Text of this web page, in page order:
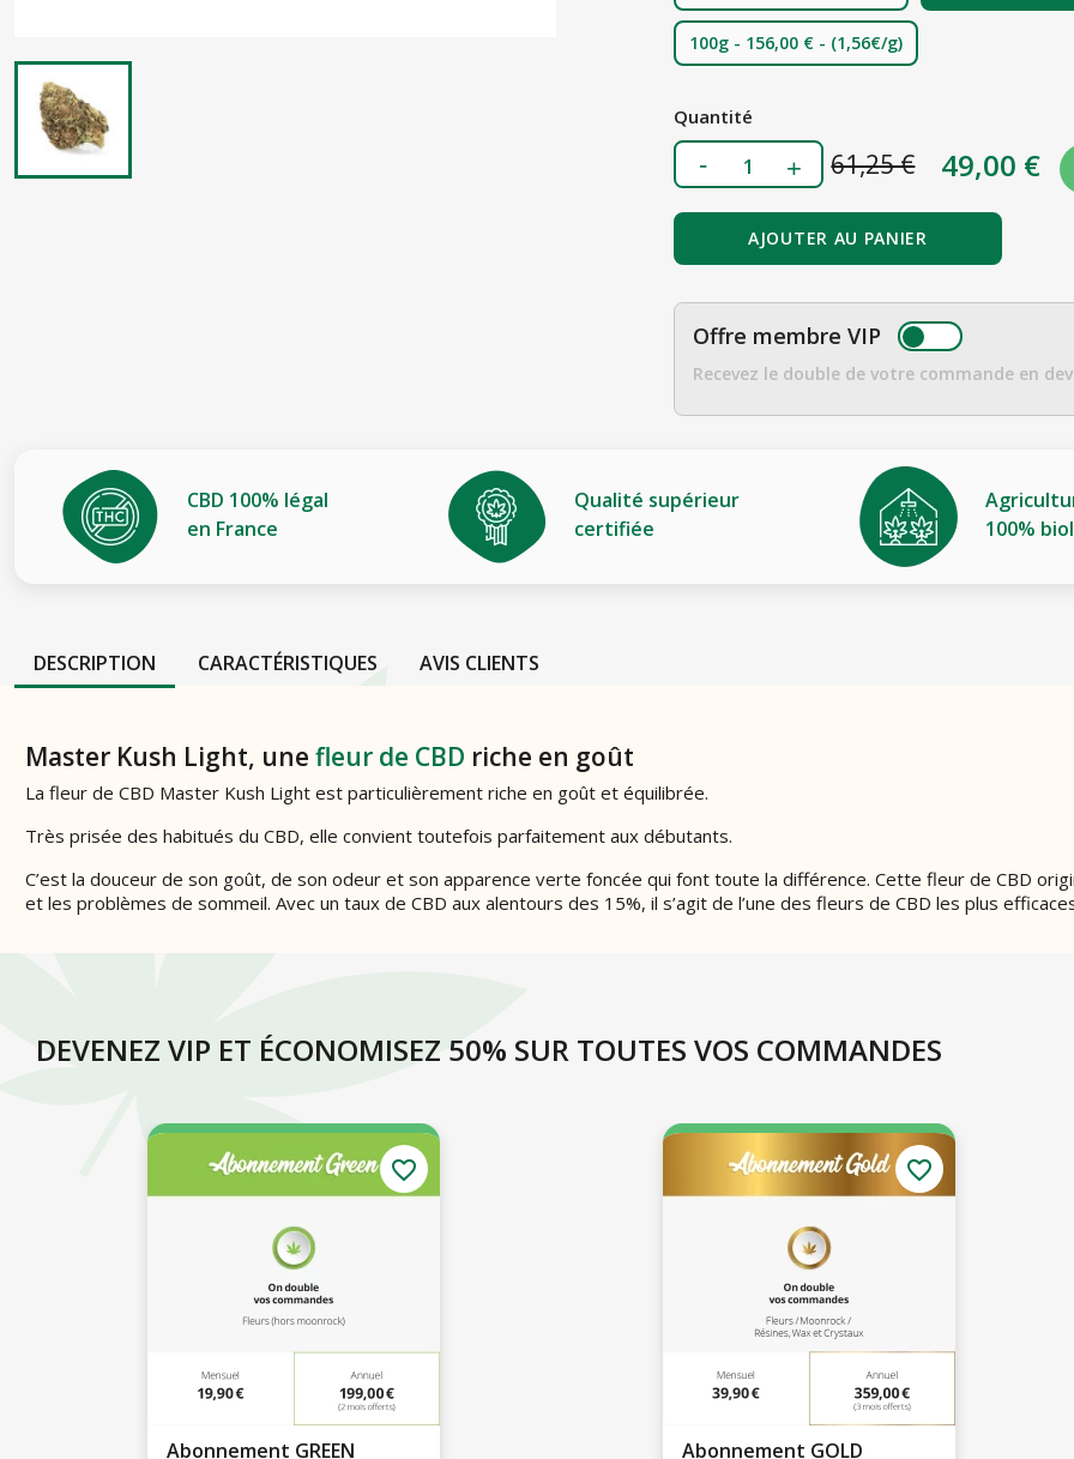
100g - 156,00 € - (1,56€/g)
Quantité
61,25 € 49,00 €
AJOUTER AU PANIER
Offre membre VIP
Recevez le double de votre commande en
CBD 100% légal
en France
Qualité supérieur
certifiée
100%
DESCRIPTION CARACTÉRISTIQUES AVIS CLIENTS
Master Kush Light, une fleur de CBD riche en goût
La fleur de CBD Master Kush Light est particulièrement riche en goût et équilibrée.
Très prisée des habitués du CBD, elle convient toutefois parfaitement aux débutants.
C’est la douceur de son goût, de son odeur et son apparence verte foncée qui font toute la différence. Cette fleur de CBD
et les problèmes de sommeil. Avec un taux de CBD aux alentours des 15%, il s’agit de l’une des fleurs de CBD les plus
DEVENEZ VIP ET ÉCONOMISEZ 50% SUR TOUTES VOS COMMANDES
Abonnement GREEN
favorite_border
Abonnement GOLD
favorite_border